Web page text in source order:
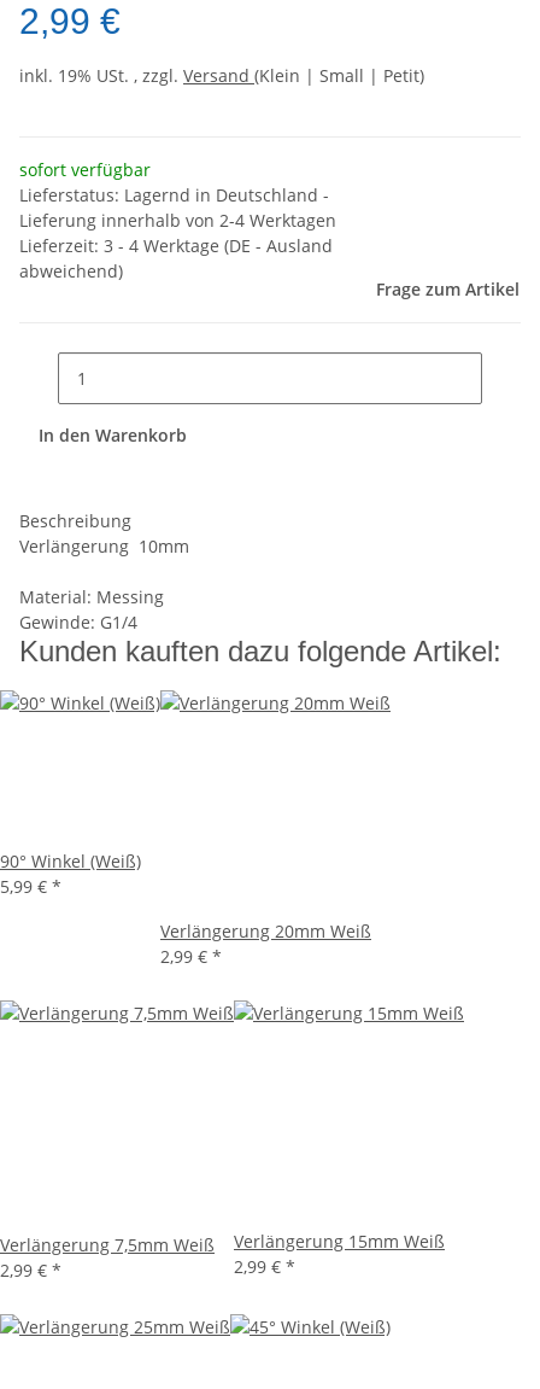
2,99 €
inkl. 19% USt. , zzgl. Versand (Klein | Small | Petit)
sofort verfügbar
Lieferstatus: Lagernd in Deutschland -
Lieferung innerhalb von 2-4 Werktagen
Lieferzeit: 3 - 4 Werktage (DE - Ausland
abweichend)
Frage zum Artikel
In den Warenkorb
Beschreibung
Verlängerung 10mm
Material: Messing
Gewinde: G1/4
Kunden kauften dazu folgende Artikel:
90° Winkel (Weiß)
5,99 € *
Verlängerung 20mm Weiß
2,99 € *
Verlängerung 7,5mm Weiß
2,99 € *
Verlängerung 15mm Weiß
2,99 € *